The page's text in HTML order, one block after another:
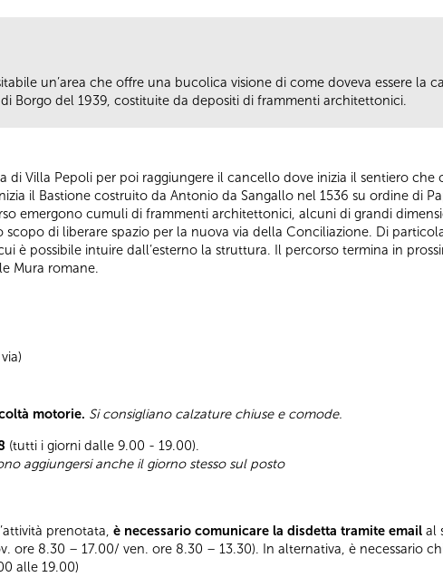
un’area che offre una bucolica visione di come doveva essere la
Borgo del 1939, costituite da depositi di frammenti architettonici.
di Villa Pepoli per poi raggiungere il cancello dove inizia il sentiero
il Bastione costruito da Antonio da Sangallo nel 1536 su ordine di
emergono cumuli di frammenti architettonici, alcuni di grandi
di liberare spazio per la nuova via della Conciliazione. Di
è possibile intuire dall’esterno la struttura. Il percorso termina in
Mura romane.
motorie. Si consigliano calzature chiuse e comode.
(tutti i giorni dalle 9.00 - 19.00).
aggiungersi anche il giorno stesso sul posto
prenotata, è necessario comunicare la disdetta tramite email al
ore 8.30 – 17.00/ ven. ore 8.30 – 13.30). In alternativa, è necessario
alle 19.00)